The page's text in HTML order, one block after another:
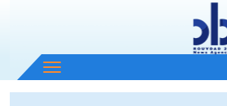
باز
و